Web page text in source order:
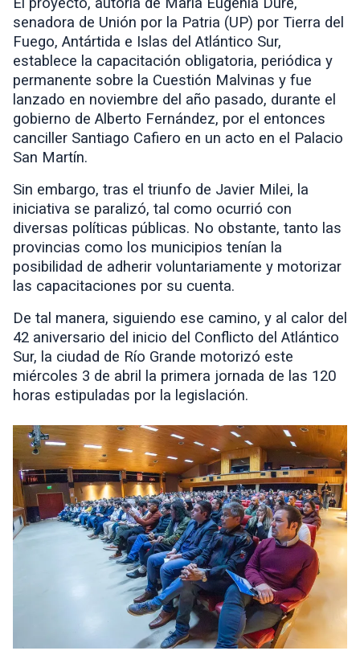
senadora de Unión por la Patria (UP) por Tierra del
Fuego, Antártida e Islas del Atlántico Sur,
establece la capacitación obligatoria, periódica y
permanente sobre la Cuestión Malvinas y fue
lanzado en noviembre del año pasado, durante el
gobierno de Alberto Fernández, por el entonces
canciller Santiago Cafiero en un acto en el Palacio
San Martín.
Sin embargo, tras el triunfo de Javier Milei, la
iniciativa se paralizó, tal como ocurrió con
diversas políticas públicas. No obstante, tanto las
provincias como los municipios tenían la
posibilidad de adherir voluntariamente y motorizar
las capacitaciones por su cuenta.
De tal manera, siguiendo ese camino, y al calor del
42 aniversario del inicio del Conflicto del Atlántico
Sur, la ciudad de Río Grande motorizó este
miércoles 3 de abril la primera jornada de las 120
horas estipuladas por la legislación.